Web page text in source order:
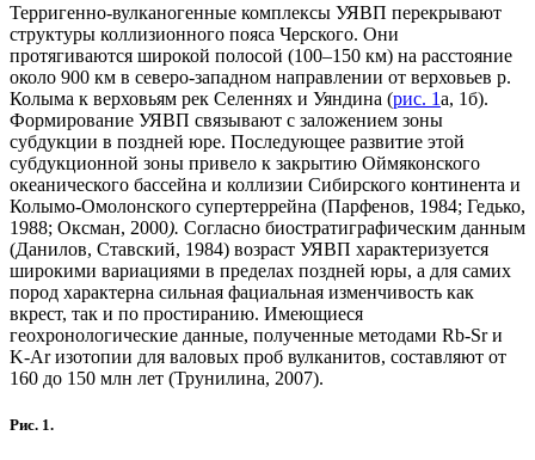
Терригенно-вулканогенные комплексы УЯВП перекрывают
структуры коллизионного пояса Черского. Они
протягиваются широкой полосой (100–150 км) на расстояние
около 900 км в северо-западном направлении от верховьев р.
Колыма к верховьям рек Селеннях и Уяндина (рис. 1а, 1б).
Формирование УЯВП связывают с заложением зоны
субдукции в поздней юре. Последующее развитие этой
субдукционной зоны привело к закрытию Оймяконского
океанического бассейна и коллизии Сибирского континента и
Колымо-Омолонского супертеррейна (Парфенов, 1984; Гедько,
1988; Оксман, 2000). Согласно биостратиграфическим данным
(Данилов, Ставский, 1984) возраст УЯВП характеризуется
широкими вариациями в пределах поздней юры, а для самих
пород характерна сильная фациальная изменчивость как
вкрест, так и по простиранию. Имеющиеся
геохронологические данные, полученные методами Rb-Sr и
K-Ar изотопии для валовых проб вулканитов, составляют от
160 до 150 млн лет (Трунилина, 2007).
Рис. 1.